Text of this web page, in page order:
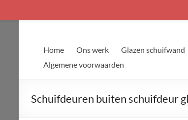
Home Ons werk Glazen schuifwand
Algemene voorwaarden
Schuifdeuren buiten schuifdeur